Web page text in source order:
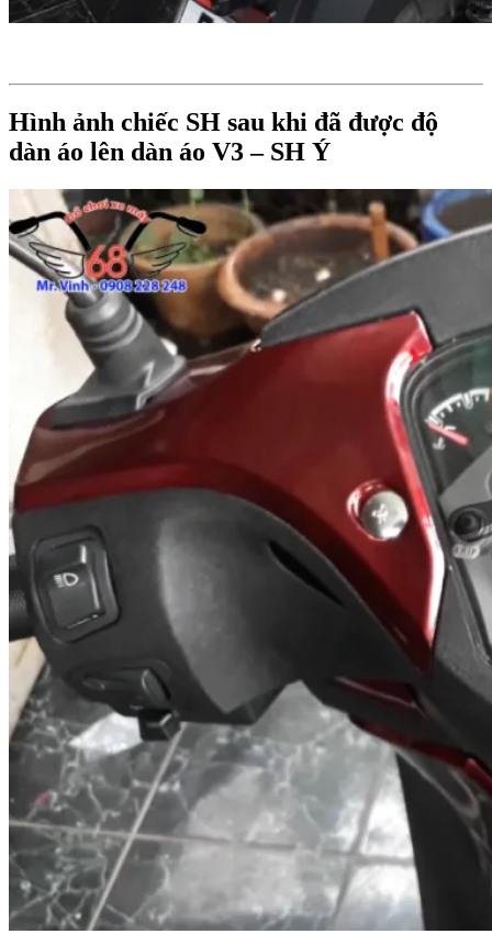
Hình ảnh chiếc SH sau khi đã được độ
dàn áo lên dàn áo V3 – SH Ý